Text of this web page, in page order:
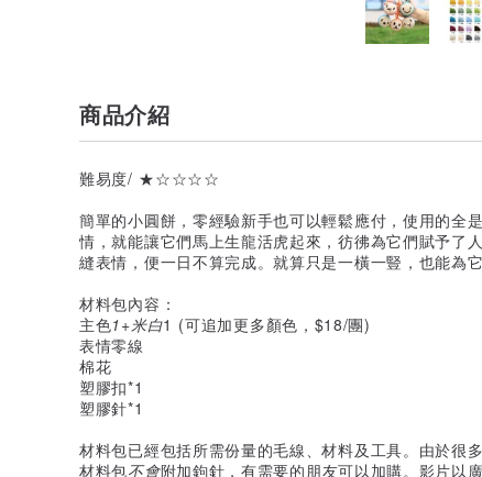
商品介紹
難易度/ ★☆☆☆☆
簡單的小圓餅，零經驗新手也可以輕鬆應付，使用的全
情，就能讓它們馬上生龍活虎起來，彷彿為它們賦予了
縫表情，便一日不算完成。就算只是一橫一豎，也能為它
材料包內容：
主色1+米白1 (可追加更多顏色，$18/團)
表情零線
棉花
塑膠扣*1
塑膠針*1
材料包已經包括所需份量的毛線、材料及工具。由於很
材料包不會附加鉤針，有需要的朋友可以加購。影片以